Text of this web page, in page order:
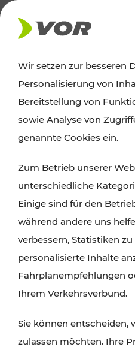
AKTUELLES
Ausflugstipps
Wien, Niederösterreich
Wanderungen, Kultur
Radtouren oder purer
Attraktionen sind mit
Angeboten des VOR gut
Wir setzen zur besseren
Personalisierung von
Bereitstellung von
sowie Analyse von
genannte Cookies ein.
Zum Betrieb unserer
unterschiedliche
Einige sind für den
während andere uns
verbessern, Statistiken
personalisierte Inhalte
Fahrplanempfehlungen
Ihrem Verkehrsverbund.
Sie können entscheiden,
zulassen möchten. Ihre